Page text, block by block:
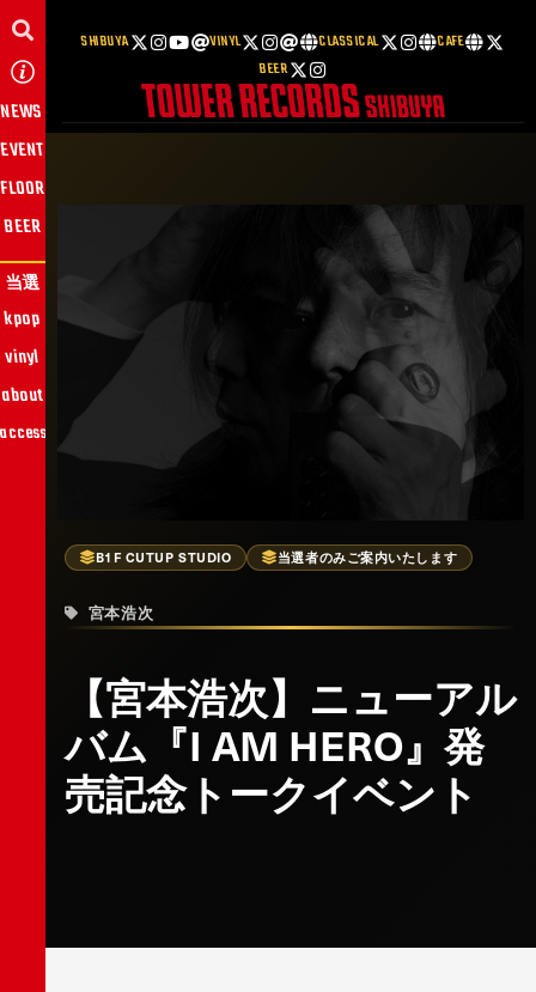
SHIBUYA VINYL CLASSICAL
CAFE
BEER
NEWS
EVENT
当選
FLOOR
BEER
kpop
vinyl
about
B1F CUTUP STUDIO 当選者のみご案内いたします
宮本浩次
【宮本浩次】ニューアル
バム『I AM HERO』発
売記念トークイベント